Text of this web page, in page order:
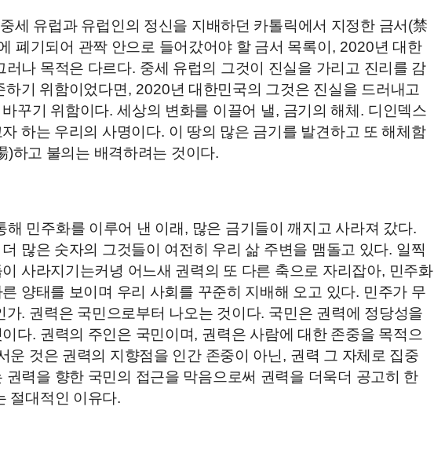
세 유럽과 유럽인의 정신을 지배하던 카톨릭에서 지정한 금서 (禁
폐기되어 관짝 안으로 들어갔어야 할 금서 목록이 , 2020년 대한
러나 목적은 다르다. 중세 유럽의 그것이 진실을 가리고 진리를 감
하기 위함이었다면 , 2020년 대한민국의 그것은 진실을 드러내고
꾸기 위함이다.세상의 변화를 이끌어 낼, 금기의 해체 . 디인덱스
하는 우리의 사명이다. 이 땅의 많은 금기를 발견하고 또 해체함
)하고 불의는 배격하려는 것이다.
해 민주화를 이루어 낸 이래 , 많은 금기들이 깨지고 사라져 갔다.
많은 숫자의 그것들이 여전히 우리 삶 주변을 맴돌고 있다. 일찍
사라지기는커녕 어느새 권력의 또 다른 축으로 자리잡아, 민주화
양태를 보이며 우리 사회를 꾸준히 지배해 오고 있다. 민주가 무
가. 권력은 국민으로부터 나오는 것이다. 국민은 권력에 정당성을
다. 권력의 주인은 국민이며, 권력은 사람에 대한 존중을 목적으
운 것은 권력의 지향점을 인간 존중이 아닌, 권력 그 자체로 집중
권력을 향한 국민의 접근을 막음으로써 권력을 더욱더 공고히 한
절대적인 이유다.